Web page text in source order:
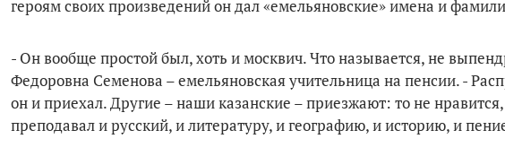
героям своих произведений он дал «емельяновские» имена и
- Он вообще простой был, хоть и москвич. Что называется, не
Федоровна Семенова – емельяновская учительница на пенсии. -
он и приехал. Другие – наши казанские – приезжают: то не
преподавал и русский, и литературу, и географию, и историю, и